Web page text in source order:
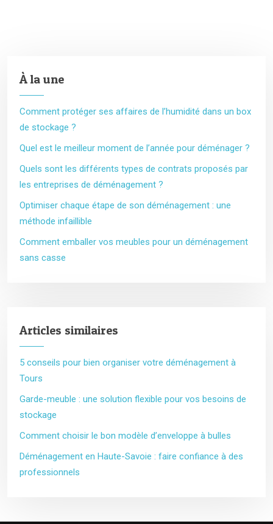
À la une
Comment protéger ses affaires de l’humidité dans un box
de stockage ?
Quel est le meilleur moment de l’année pour déménager ?
Quels sont les différents types de contrats proposés par
les entreprises de déménagement ?
Optimiser chaque étape de son déménagement : une
méthode infaillible
Comment emballer vos meubles pour un déménagement
sans casse
Articles similaires
5 conseils pour bien organiser votre déménagement à
Tours
Garde-meuble : une solution flexible pour vos besoins de
stockage
Comment choisir le bon modèle d’enveloppe à bulles
Déménagement en Haute-Savoie : faire confiance à des
professionnels